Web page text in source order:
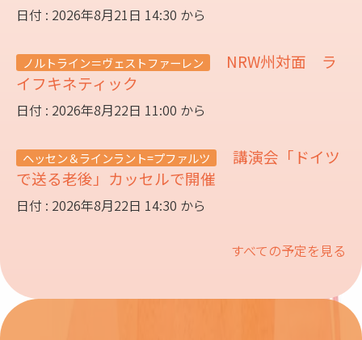
日付 : 2026年8月21日 14:30 から
ノルトライン＝ヴェストファーレン
NRW州対面 ラ
イフキネティック
日付 : 2026年8月22日 11:00 から
ヘッセン＆ラインラント=プファルツ
講演会「ドイツ
で送る老後」カッセルで開催
日付 : 2026年8月22日 14:30 から
すべての予定を見る